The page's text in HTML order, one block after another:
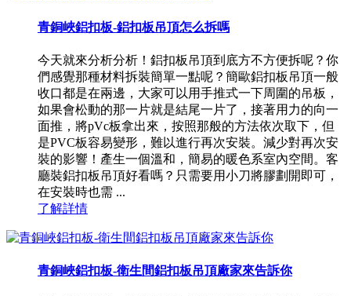
青銅峽鋁扣板-鋁扣板吊頂怎么拆嗎
今天就來分析分析！鋁扣板吊頂到底方不方便拆呢？你
們感覺那種材料拆裝簡單一點呢？簡歐鋁扣板吊頂一般
收口都是在兩邊，大家可以用手推式一下周圍的吊板，
如果會松動的那一片就是結尾一片了，接著用力的向一
面推，將pVc板拿出來，按照那般的方法依次取下，但
是PVC板容易變形，難以進行再次安裝。減少對再次安
裝的影響！產生一個溫和，簡易的暖色系室內空間。客
廳裝鋁扣板吊頂好看嗎？只需要用小刀將膠劃開即可，
在安裝時也需 ...
了解詳情
青銅峽鋁扣板-衛生間鋁扣板吊頂廠家來告訴你